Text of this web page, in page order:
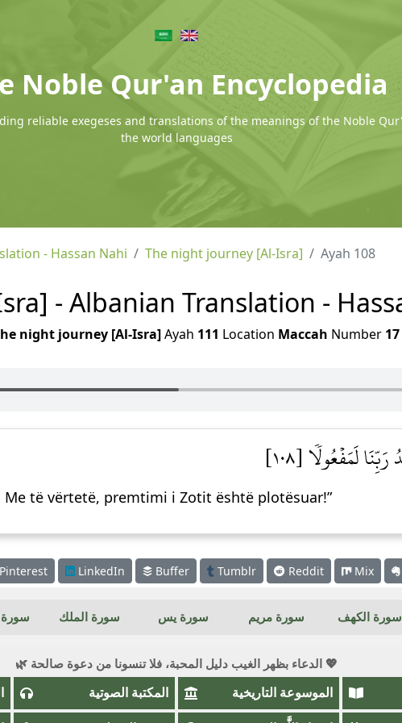
Noble Qur'an Encyclopedia
reliable exegeses and translations of the meanings of the Noble
the world languages
- Hassan Nahi The night journey [Al-Isra] Ayah 108
- Albanian Translation -
night journey [Al-Isra]Ayah 111 Location Maccah Number 17
لَمَفۡعُولٗا [١٠٨]
të vërtetë, premtimi i Zotit është plotësuar!”
LinkedIn Buffer Tumblr Reddit Mix
سورة الكهف سورة مريم سورة يس سورة الملك سورة
💖 الدعاء بظهر الغيب دليل المحبة، فلا تنسونا من دعوة صالحة 🌿
الموسوعة التاريخية المكتبة الصوتية